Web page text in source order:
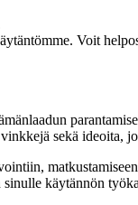
Voit
sekä ideoita,
käytännön